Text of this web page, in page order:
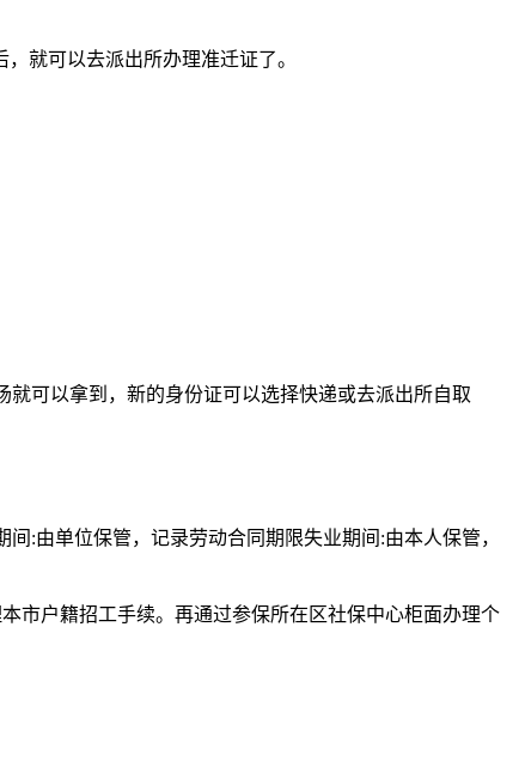
就可以去派出所办理准迁证了。
可以拿到，新的身份证可以选择快递或去派出所自取
:由单位保管，记录劳动合同期限失业期间:由本人保管，
市户籍招工手续。再通过参保所在区社保中心柜面办理个